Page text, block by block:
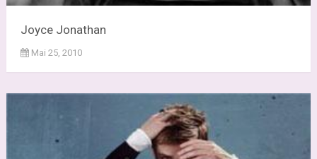
Joyce Jonathan
Mai 25, 2010